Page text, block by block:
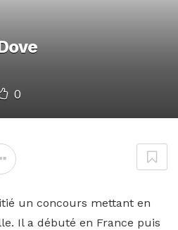
0
un concours mettant en
Il a débuté en France puis